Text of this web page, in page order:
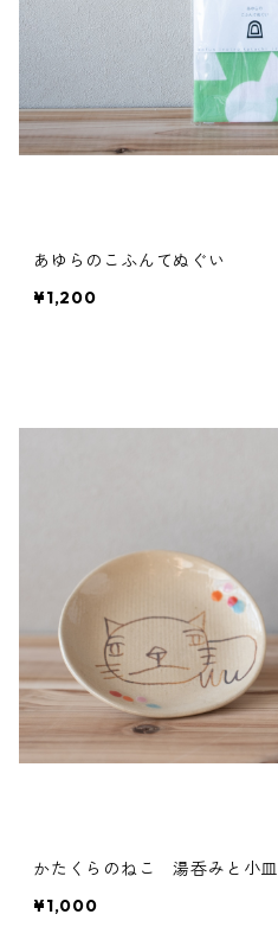
あゆらのこふんてぬぐい
¥1,200
かたくらのねこ 湯呑みと小皿
¥1,000